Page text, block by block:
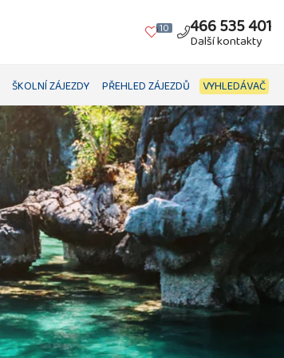
10 466 535 401
Další kontakty
ŠKOLNÍ ZÁJEZDY PŘEHLED ZÁJEZDŮ VYHLEDÁVAČ